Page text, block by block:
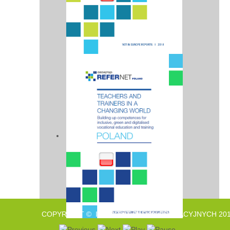
COPYRIGHT © INSTYTUT BADAŃ EDUKACYJNYCH